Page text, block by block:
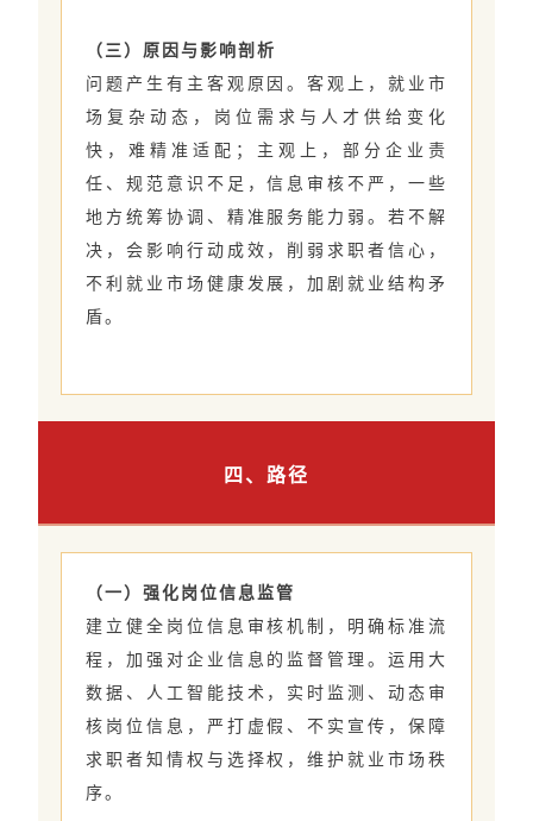
（三）原因与影响剖析
问题产生有主客观原因。客观上，就业市
场复杂动态，岗位需求与人才供给变化
快，难精准适配；主观上，部分企业责
任、规范意识不足，信息审核不严，一些
地方统筹协调、精准服务能力弱。若不解
决，会影响行动成效，削弱求职者信心，
不利就业市场健康发展，加剧就业结构矛
盾。
四、路径
（一）强化岗位信息监管
建立健全岗位信息审核机制，明确标准流
程，加强对企业信息的监督管理。运用大
数据、人工智能技术，实时监测、动态审
核岗位信息，严打虚假、不实宣传，保障
求职者知情权与选择权，维护就业市场秩
序。